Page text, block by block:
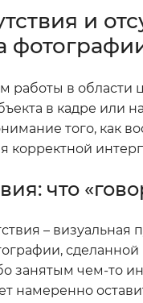
и
работы в
в кадре или
того, как
корректной
что
– визуальная
сделанной
занятым чем-то